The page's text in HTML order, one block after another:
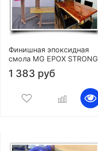
Финишная эпоксидная
смола MG EPOX STRONG
1 383 руб